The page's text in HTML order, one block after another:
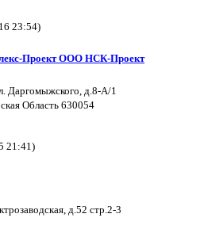
23:54)
Проект ООО НСК-Проект
Даргомыжского, д.8-А/1
Область 630054
21:41)
д.52 стр.2-3